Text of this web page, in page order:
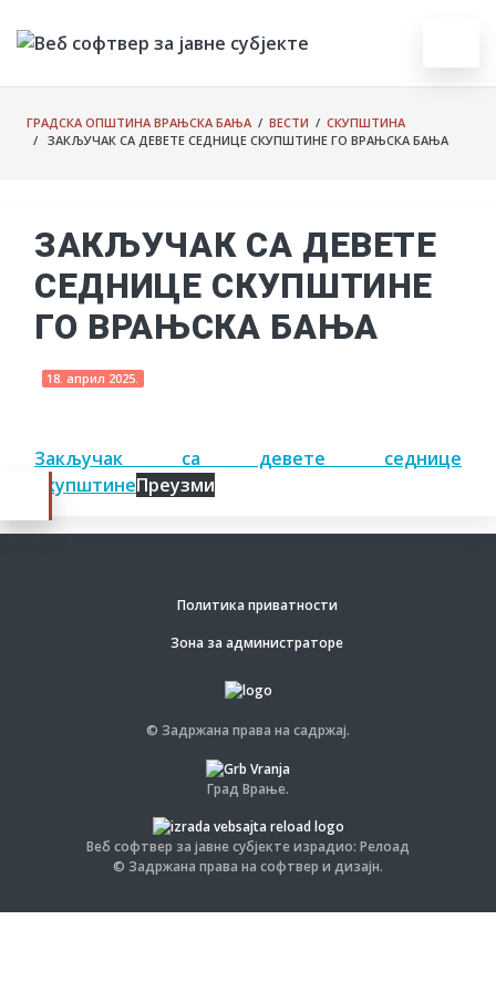
ГРАДСКА ОПШТИНА ВРАЊСКА БАЊА / ВЕСТИ / СКУПШТИНА
/ ЗАКЉУЧАК СА ДЕВЕТЕ СЕДНИЦЕ СКУПШТИНЕ ГО ВРАЊСКА БАЊА
ЗАКЉУЧАК СА ДЕВЕТЕ
СЕДНИЦЕ СКУПШТИНЕ
ГО ВРАЊСКА БАЊА
18. април 2025.
Закључак са девете седнице
СкупштинеПреузми
Политика приватности
Зона за администраторе
© Задржана права на садржај.
Град Врање.
Веб софтвер за јавне субјекте израдио: Релоад
© Задржана права на софтвер и дизајн.